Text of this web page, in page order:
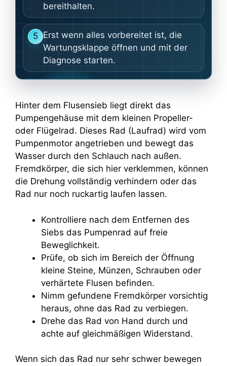
bereithalten.
5 Erst wenn alles vorbereitet ist, die
Wartungsklappe öffnen und mit der
Diagnose starten.
Hinter dem Flusensieb liegt direkt das
Pumpengehäuse mit dem kleinen Propeller-
oder Flügelrad. Dieses Rad (Laufrad) wird vom
Pumpenmotor angetrieben und bewegt das
Wasser durch den Schlauch nach außen.
Fremdkörper, die sich hier verklemmen, können
die Drehung vollständig verhindern oder das
Rad nur noch ruckartig laufen lassen.
Kontrolliere nach dem Entfernen des
Siebs das Pumpenrad auf freie
Beweglichkeit.
Prüfe, ob sich im Bereich der Öffnung
kleine Steine, Münzen, Schrauben oder
verhärtete Flusen befinden.
Nimm gefundene Fremdkörper vorsichtig
heraus, ohne das Rad zu verbiegen.
Drehe das Rad von Hand durch und
achte auf gleichmäßigen Widerstand.
Wenn sich das Rad nur sehr schwer bewegen